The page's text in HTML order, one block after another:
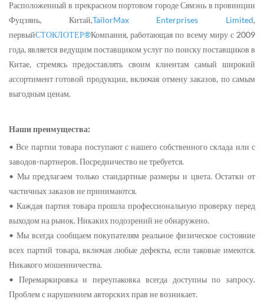
Расположенный в прекрасном портовом городе Сямэнь в провинции
Фуцзянь, Китай,TailorMax Enterprises Limited,
первыйСТОКЛОТЕР®Компания, работающая по всему миру с 2009
года, является ведущим поставщиком услуг по поиску поставщиков в
Китае, стремясь предоставлять своим клиентам самый широкий
ассортимент готовой продукции, включая отмену заказов, по самым
выгодным ценам.
Наши преимущества:
• Все партии товара поступают с нашего собственного склада или с
заводов-партнеров. Посредничество не требуется.
• Мы предлагаем только стандартные размеры и цвета. Остатки от
частичных заказов не принимаются.
• Каждая партия товара прошла профессиональную проверку перед
выходом на рынок. Никаких подозрений не обнаружено.
• Мы всегда сообщаем покупателям реальное физическое состояние
всех партий товара, включая любые дефекты, если таковые имеются.
Никакого мошенничества.
• Перемаркировка и переупаковка всегда доступны по запросу.
Проблем с нарушением авторских прав не возникает.